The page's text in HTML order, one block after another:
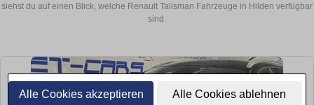
Alle Cookies akzeptieren Alle Cookies ablehnen
siehst du auf einen Blick, welche Renault Talisman Fahrzeuge in Hilden verfügbar
sind.